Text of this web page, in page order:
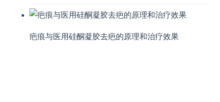
疤痕与医用硅酮凝胶去疤的原理和治疗效果